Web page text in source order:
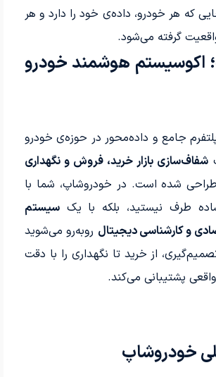
که هر خودرو، داده‌ی خود را دارد و هر
گرفته می‌شود.
اکوسیستم هوشمند خودرو
جامع و داده‌محور در حوزه‌ی خودرو
شفاف‌سازی بازار خرید، فروش و نگهداری
طراحی شده است. در خودروشاپ، شما با
طرف نیستید، بلکه با یکسیستم
و کارشناسی دیجیتال روبه‌رو می‌شوید
از خرید تا نگهداری را با دقت
پشتیبانی می‌کند.
خودروشاپ